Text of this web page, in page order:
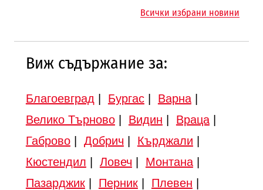
Всички избрани новини
Виж съдържание за:
Благоевград Бургас| Варна|
Велико Търново| Видин Враца|
Габрово| Добрич Кърджали
Кюстендил
Ловеч Монтана|
Пазарджик| Перник| Плевен